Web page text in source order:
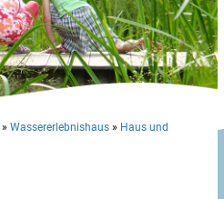
» Wassererlebnishaus » Haus und